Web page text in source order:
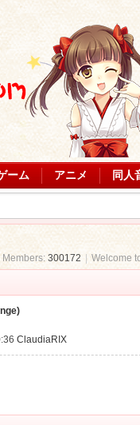
ーム アニメ 同人
Members: 300172 Welcome
ClaudiaRIX